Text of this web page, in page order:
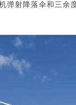
弹射降落伞和三余